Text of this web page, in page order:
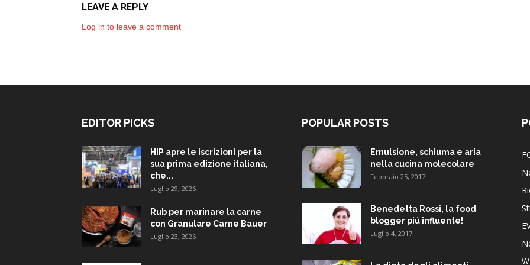
LEAVE A REPLY
Log in to leave a comment
EDITOR PICKS
HIP apre le iscrizioni per la
sua prima edizione italiana,
che...
Luglio 29, 2026
Rub per marinare la carne
con Granulare Carne Bauer
Luglio 23, 2026
POPULAR POSTS
Emulsione, schiuma e aria
nella cucina molecolare
Febbraio 25, 2017
Benedetta Rossi, la food
blogger piú influente!
Luglio 4, 2017